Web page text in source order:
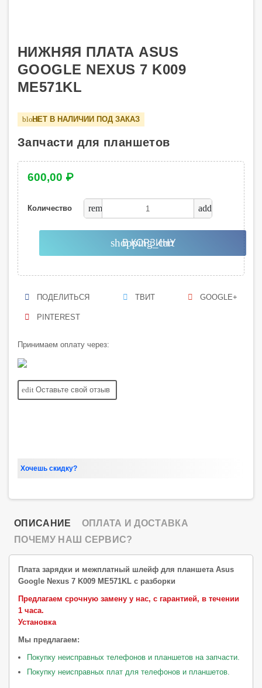
НИЖНЯЯ ПЛАТА ASUS
GOOGLE NEXUS 7 K009
ME571KL
block
НЕТ В НАЛИЧИИ ПОД ЗАКАЗ
Запчасти для планшетов
600,00 ₽
Количество remove add
shopping_cart
В КОРЗИНУ
ПОДЕЛИТЬСЯ ТВИТ GOOGLE+
PINTEREST
Принимаем оплату через:
edit Оставьте свой отзыв
Хочешь скидку?
ОПИСАНИЕ
ОПЛАТА И ДОСТАВКА
ПОЧЕМУ НАШ СЕРВИС?
Плата зарядки и межплатный шлейф для планшета Asus
Google Nexus 7 K009 ME571KL с разборки
Предлагаем срочную замену у нас, с гарантией, в течении
1 часа.
Установка
Мы предлагаем:
Покупку неисправных телефонов и планшетов на запчасти.
Покупку неисправных плат для телефонов и планшетов.